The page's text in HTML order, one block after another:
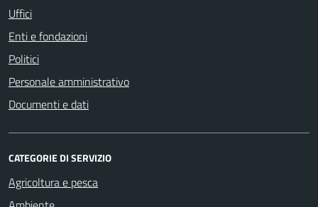
Uffici
Enti e fondazioni
Politici
Personale amministrativo
Documenti e dati
CATEGORIE DI SERVIZIO
Agricoltura e pesca